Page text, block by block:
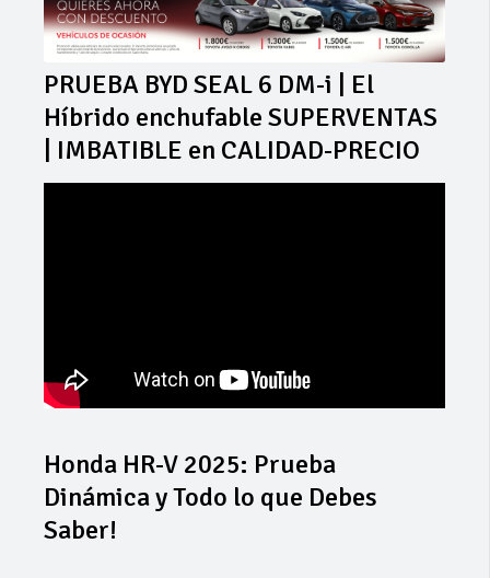
PRUEBA BYD SEAL 6 DM-i | El
Híbrido enchufable SUPERVENTAS
| IMBATIBLE en CALIDAD-PRECIO
Honda HR-V 2025: Prueba
Dinámica y Todo lo que Debes
Saber!